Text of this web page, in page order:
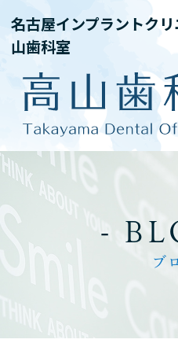
名古屋インプラントク
山歯科室
-
ブ